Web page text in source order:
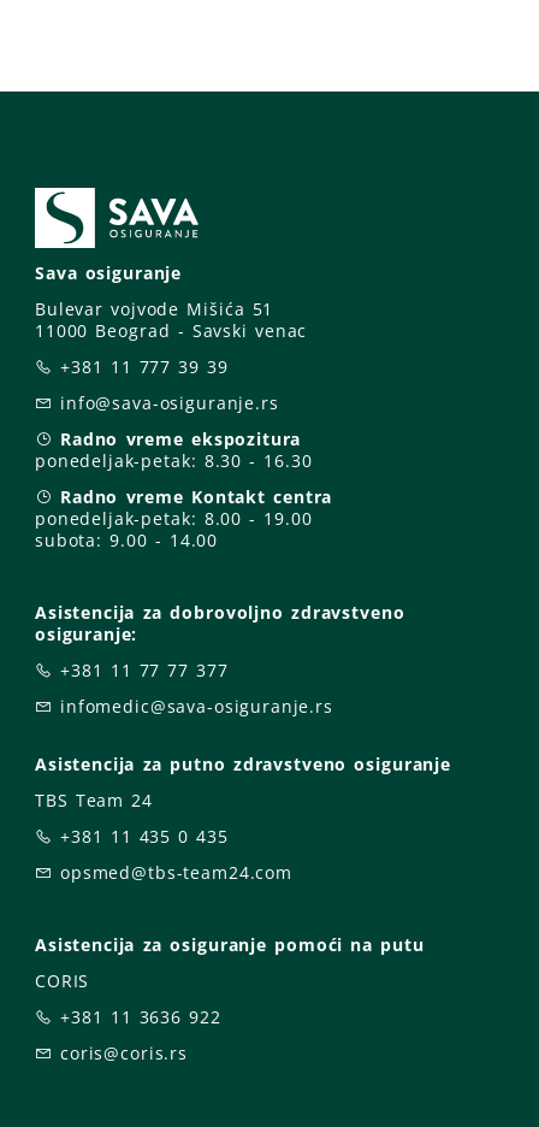
Sava osiguranje
Bulevar vojvode Mišića 51
11000 Beograd - Savski venac
+381 11 777 39 39
info@sava-osiguranje.rs
Radno vreme ekspozitura
ponedeljak-petak: 8.30 - 16.30
Radno vreme Kontakt centra
ponedeljak-petak: 8.00 - 19.00
subota: 9.00 - 14.00
Asistencija za dobrovoljno zdravstveno
osiguranje:
+381 11 77 77 377
infomedic@sava-osiguranje.rs
Asistencija za putno zdravstveno osiguranje
TBS Team 24
+381 11 435 0 435
opsmed@tbs-team24.com
Asistencija za osiguranje pomoći na putu
CORIS
+381 11 3636 922
coris@coris.rs